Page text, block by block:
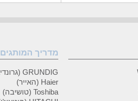
מדריך המותגים
GRUNDIG (גרונדיג)
Haier (האייר)
Toshiba (טושיבה)